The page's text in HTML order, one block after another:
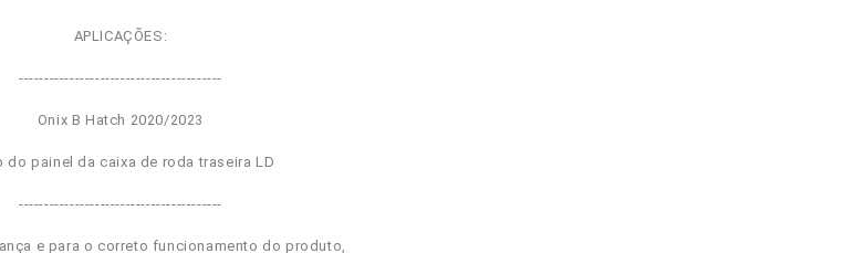
APLICAÇÕES:
----------------------------------------
Onix B Hatch 2020/2023
do painel da caixa de roda traseira LD
----------------------------------------
e para o correto funcionamento do produto,